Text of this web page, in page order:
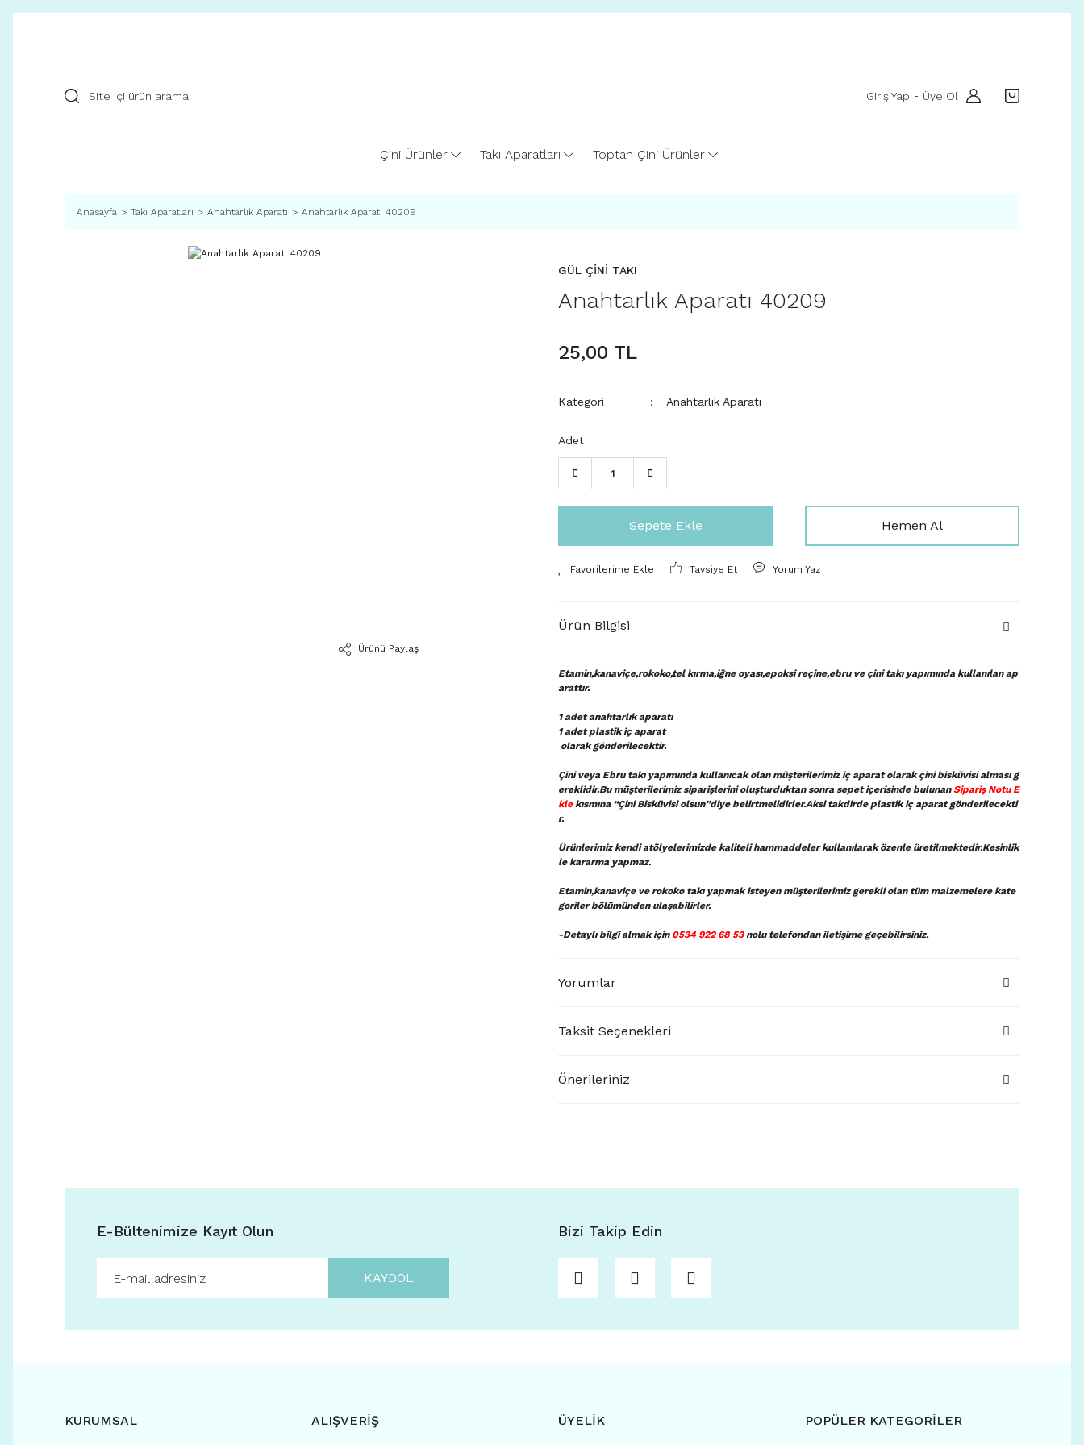
Giriş Yap - Üye Ol
Çini Ürünler Takı Aparatları Toptan Çini Ürünler
Anasayfa Takı Aparatları Anahtarlık Aparatı Anahtarlık Aparatı 40209
Ürünü Paylaş
GÜL ÇİNİ TAKI
Anahtarlık Aparatı 40209
25,00 TL
Kategori Anahtarlık Aparatı
Adet
Sepete Ekle Hemen Al
Tavsiye Et Yorum Yaz
Ürün Bilgisi
Etamin,kanaviçe,rokoko,tel kırma,iğne oyası,epoksi reçine,ebru ve çini takı yapımında kullanılan ap
arattır.
1 adet anahtarlık aparatı
1 adet plastik iç aparat
olarak gönderilecektir.
Çini veya Ebru takı yapımında kullanıcak olan müşterilerimiz iç aparat olarak çini bisküvisi alması g
ereklidir.Bu müşterilerimiz siparişlerini oluşturduktan sonra sepet içerisinde bulunanSipariş Notu E
klekısmına “Çini Bisküvisi olsun”diye belirtmelidirler.Aksi takdirde plastik iç aparat gönderilecekti
r.
Ürünlerimiz kendi atölyelerimizde kaliteli hammaddeler kullanılarak özenle üretilmektedir.Kesinlik
le kararma yapmaz.
Etamin,kanaviçe ve rokoko takı yapmak isteyen müşterilerimiz gerekli olan tüm malzemelere kate
goriler bölümünden ulaşabilirler.
-Detaylı bilgi almak için 0534 922 68 53nolu telefondan iletişime geçebilirsiniz.
Yorumlar
Taksit Seçenekleri
Önerileriniz
E-Bültenimize Kayıt Olun
KAYDOL
Bizi Takip Edin
KURUMSAL ALIŞVERİŞ ÜYELİK POPÜLER KATEGORİLER